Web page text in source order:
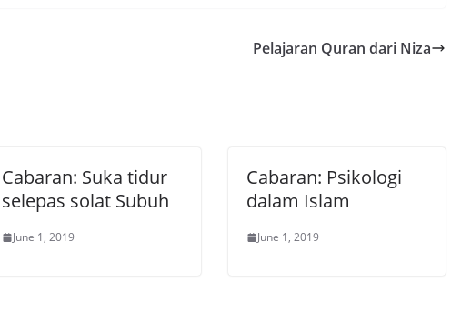
Pelajaran Quran dari Niza
Cabaran: Suka tidur
selepas solat Subuh
June 1, 2019
Cabaran: Psikologi
dalam Islam
June 1, 2019